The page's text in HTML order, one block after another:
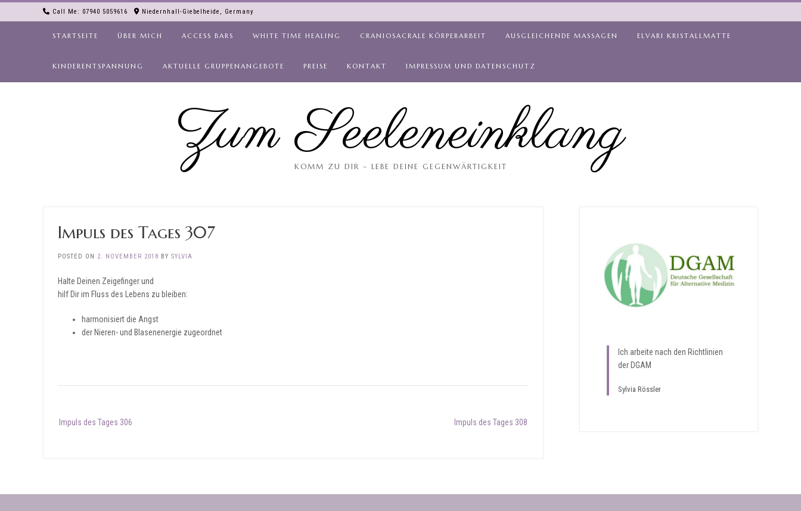
Call Me: 07940 5059616 Niedernhall-Giebelheide, Germany
STARTSEITE ÜBER MICH ACCESS BARS WHITE TIME HEALING CRANIOSACRALE KÖRPERARBEIT AUSGLEICHENDE MASSAGEN ELVARI KRISTALLMATTE
KINDERENTSPANNUNG AKTUELLE GRUPPENANGEBOTE PREISE KONTAKT IMPRESSUM UND DATENSCHUTZ
Zum Seeleneinklang
KOMM ZU DIR – LEBE DEINE GEGENWÄRTIGKEIT
Impuls des Tages 307
POSTED ON 2. NOVEMBER 2018 BY SYLVIA
Halte Deinen Zeigefinger und
hilf Dir im Fluss des Lebens zu bleiben:
harmonisiert die Angst
der Nieren- und Blasenenergie zugeordnet
navigation
Impuls des Tages 306 Impuls des Tages 308
Ich arbeite nach den Richtlinien
der DGAM
Sylvia Rössler